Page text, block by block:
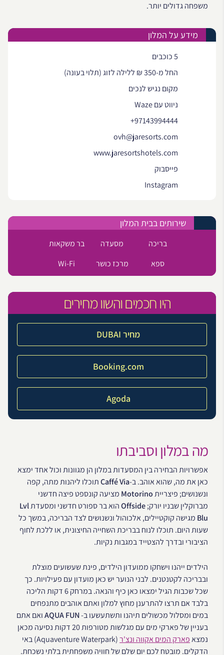
משפחה גדולים יותר.
מידע על המלון
5 כוכבים
החל מ-350 ₪ ללילה לזוג (תלוי בעונה)
מקום נגיש לנכים
ניווט עם Waze
+97143994444
ovh@jaresorts.com
www.jaresortshotels.com
פייסבוק
Instagram
שירותים בבית המלון
בריכה מסעדה
בר משקאות
ספא
מרכז כושר Wi-Fi
היו חכמים והשוו מחירים
מחיר DUBAI
Booking.com
Agoda
מה במלון וסביבתו
אפשרויות הבחירה בין המסעדות במלון הן מגוונות וכול אחד ימצא
כאן את מה, שהוא אוהב. ב-Caffé Viaתוכלו ליהנות מתה, קפה
ונשנושים; פיצרייתMotorino מציעה קונספט פיצה חדשני
מברוקלין שבניו יורק;Offsideהוא בר ספורט חדשני ומסעדתLvl
Blu מגישה קוקטיילים, אלכוהול ונשנושים לצד הבריכה, במשך כל
שעות היום. תוכלו לנוח בבריכת השחייה החיצונית, או ללכת לחוף
הציבורי ובדרך להצטייד במגבות נקיות.
הילדים ייהנו וישחקו ממועדון הילדים, פינת שעשועים מוצלת
ובבריכה לקטנטנים. לבני הנוער יש כאן מועדון עם פעילויות. כך
שכל שכבות הגיל ימצאו כאן כיף והנאה. במרחק 6 דקות הליכה
בלבד אם תרצו להתרענן מחוץ למלון ואתם אוהבים מתנפחים
במים ומסלול מכשולים תיהנו ותשתעשעו ב-
ואם אתם
בעניין של פארקי מים עם מגלשות מטורפות 20 דקות נסיעה מכאן
נמצאפארק המים אקווה ונצ'ר
(Aquaventure Waterpark) באי
הדקלים. מובטח לכם יום שלם של חוויה משפחתית בלתי נשכחת.